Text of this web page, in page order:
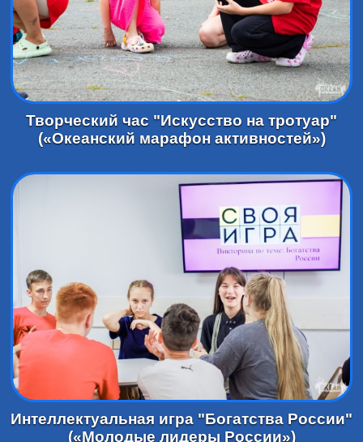
Творческий час "Искусство на тротуар"
(«Океанский марафон активностей»)
Интеллектуальная игра "Богатства России"
(«Молодые лидеры России»)